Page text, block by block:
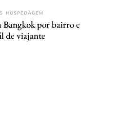
HOSPEDAGEM
Bangkok por bairro e
de viajante